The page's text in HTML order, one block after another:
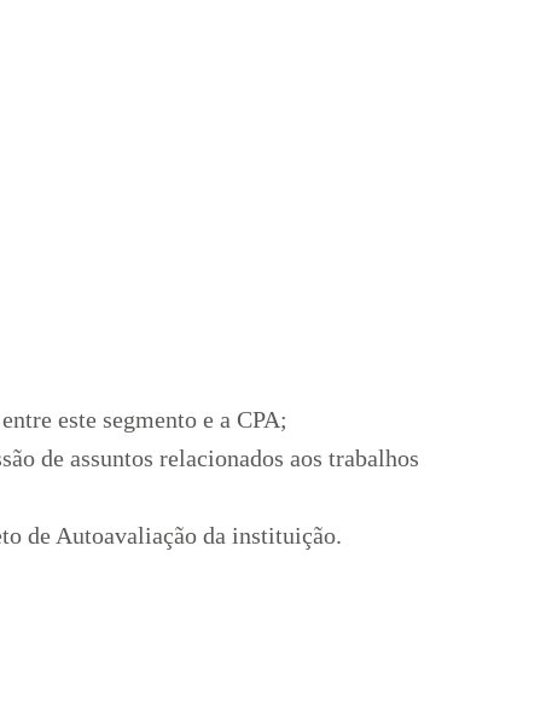
este segmento e a CPA;
de assuntos relacionados aos trabalhos
de Autoavaliação da instituição.